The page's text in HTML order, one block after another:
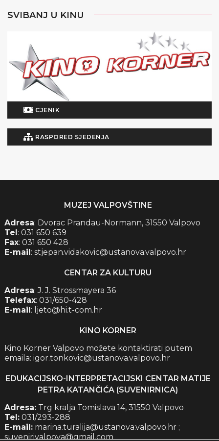
SVIBANJ U KINU
CJENIK
RASPORED SJEDENJA
MUZEJ VALPOVŠTINE
Adresa: Dvorac Prandau-Normann, 31550 Valpovo
Tel: 031 650 639
Fax: 031 650 428
E-mail: stjepan.vidakovic@ustanova.valpovo.hr
CENTAR ZA KULTURU
Adresa: J. J. Strossmayera 36
Telefax: 031/650-428
E-mail: ljeto@hi.t-com.hr
KINO KORNER
Kino Korner Valpovo možete kontaktirati putem
emaila: igor.tonkovic@ustanova.valpovo.hr
EDUKACIJSKO-INTERPRETACIJSKI CENTAR MATIJE
PETRA KATANČIĆA (SUVENIRNICA)
Adresa:Trg kralja Tomislava 14, 31550 Valpovo
Tel:031/293-288
E-mail:marina.turalija@ustanova.valpovo.hr ;
suvenirivalpova@gmail.com